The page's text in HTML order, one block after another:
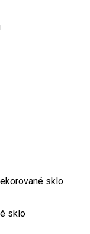
sklo
sklo